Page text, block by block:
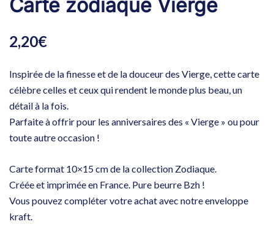
Carte zodiaque Vierge
2,20€
Inspirée de la finesse et de la douceur des Vierge, cette carte
célèbre celles et ceux qui rendent le monde plus beau, un
détail à la fois.
Parfaite à offrir pour les anniversaires des « Vierge » ou pour
toute autre occasion !
Carte format 10×15 cm de la collection Zodiaque.
Créée et imprimée en France. Pure beurre Bzh !
Vous pouvez compléter votre achat avec notre enveloppe
kraft.